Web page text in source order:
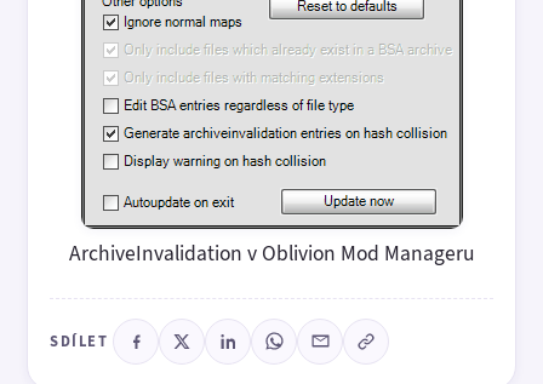
ArchiveInvalidation v Oblivion Mod Manageru
SDÍLET